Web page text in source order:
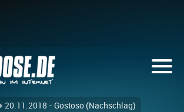
20.11.2018 - Gostoso (Nachschlag)